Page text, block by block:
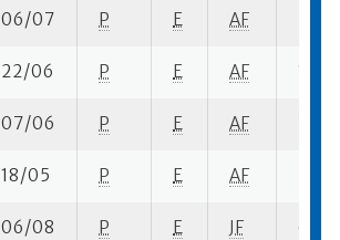
06/07 P E AF
22/06 P E AF 1 se-
07/06 P E AF
18/05 P E AF
06/08 P E JF 6 se-